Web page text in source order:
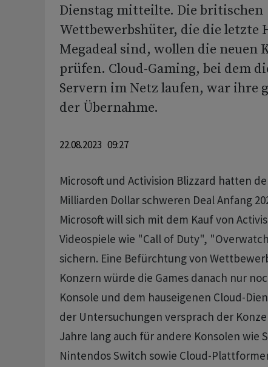
Dienstag mitteilte. Die britischen
Wettbewerbshüter, die die letzte
Megadeal sind, wollen die neuen
prüfen. Cloud-Gaming, bei dem
Servern im Netz laufen, war ihre
der Übernahme.
22.08.2023 09:27
Microsoft und Activision Blizzard hatten
Milliarden Dollar schweren Deal Anfang
Microsoft will sich mit dem Kauf von
Videospiele wie "Call of Duty",
sichern. Eine Befürchtung von
Konzern würde die Games danach nur
Konsole und dem hauseigenen Cloud-
der Untersuchungen versprach der
Jahre lang auch für andere Konsolen wie
Nintendos Switch sowie Cloud-